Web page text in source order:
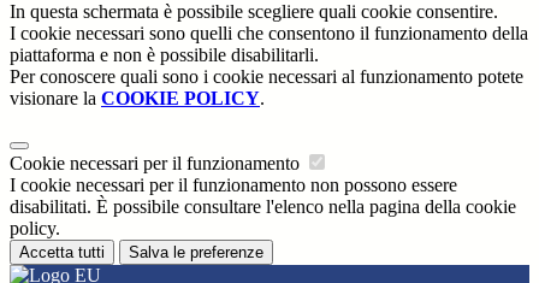
In questa schermata è possibile scegliere quali cookie consentire.
I cookie necessari sono quelli che consentono il funzionamento della
piattaforma e non è possibile disabilitarli.
Per conoscere quali sono i cookie necessari al funzionamento potete
visionare la COOKIE POLICY.
Cookie necessari per il funzionamento
I cookie necessari per il funzionamento non possono essere
disabilitati. È possibile consultare l'elenco nella pagina della cookie
policy.
Accetta tutti Salva le preferenze